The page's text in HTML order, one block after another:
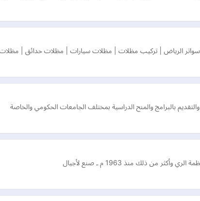
الرياض | تركيب مظلات | مظلات سيارات | مظلات حدائق | مظلات
بالبرامج والمنح الدراسية بمختلف الجامعات الحكومي والخاصة
من ذلك منذ 1963 م ـ صنع لأجيال